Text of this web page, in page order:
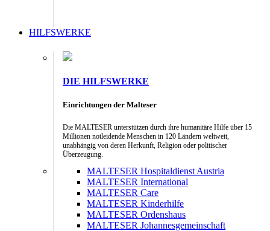
HILFSWERKE
DIE HILFSWERKE
Einrichtungen der Malteser
Die MALTESER unterstützen durch ihre humanitäre Hilfe über 15
Millionen notleidende Menschen in 120 Ländern weltweit,
unabhängig von deren Herkunft, Religion oder politischer
Überzeugung.
MALTESER Hospitaldienst Austria
MALTESER International
MALTESER Care
MALTESER Kinderhilfe
MALTESER Ordenshaus
MALTESER Johannesgemeinschaft